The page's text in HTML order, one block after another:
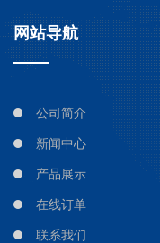
网站导航
公司简介
新闻中心
产品展示
在线订单
联系我们